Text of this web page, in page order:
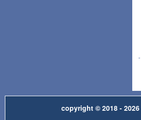
copyright © 2018 - 2026